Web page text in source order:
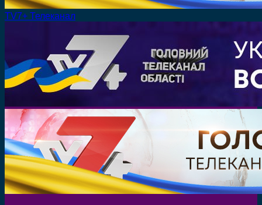
TV7+ Телеканал